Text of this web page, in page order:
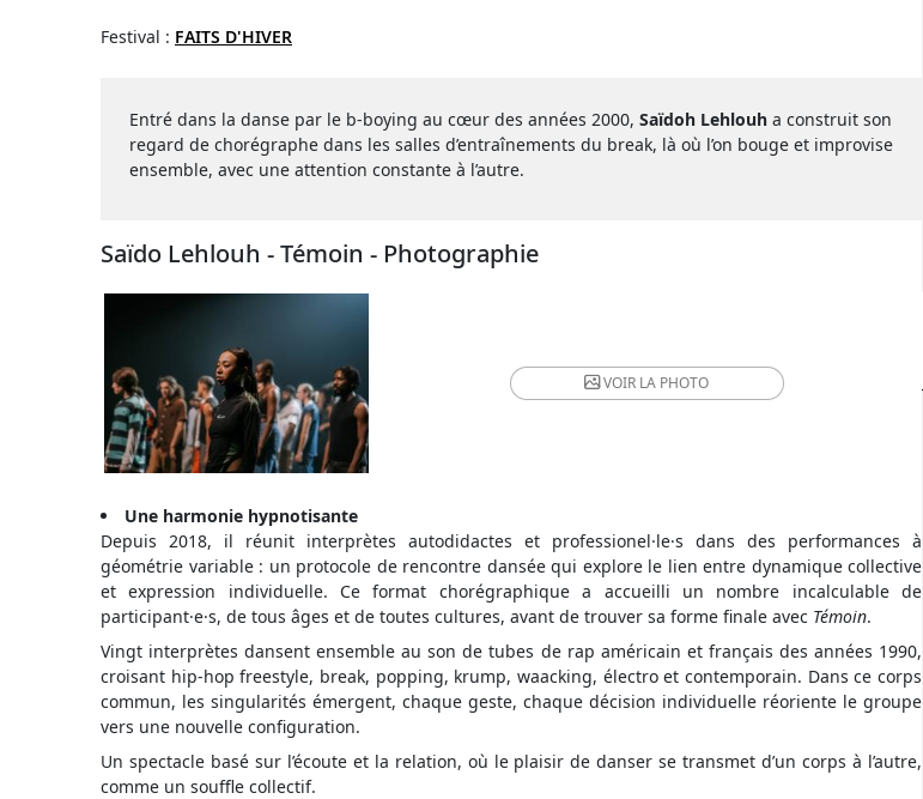
Festival : FAITS D'HIVER
Entré dans la danse par le b-boying au cœur des années 2000, Saïdoh Lehlouh a construit son
regard de chorégraphe dans les salles d’entraînements du break, là où l’on bouge et improvise
ensemble, avec une attention constante à l’autre.
Saïdo Lehlouh - Témoin - Photographie
VOIR LA PHOTO
Une harmonie hypnotisante
Depuis 2018, il réunit interprètes autodidactes et professionel·le·s dans des performances à
géométrie variable : un protocole de rencontre dansée qui explore le lien entre dynamique collective
et expression individuelle. Ce format chorégraphique a accueilli un nombre incalculable de
participant·e·s, de tous âges et de toutes cultures, avant de trouver sa forme finale avec Témoin.
Vingt interprètes dansent ensemble au son de tubes de rap américain et français des années 1990,
croisant hip-hop freestyle, break, popping, krump, waacking, électro et contemporain. Dans ce corps
commun, les singularités émergent, chaque geste, chaque décision individuelle réoriente le groupe
vers une nouvelle configuration.
Un spectacle basé sur l’écoute et la relation, où le plaisir de danser se transmet d’un corps à l’autre,
comme un souffle collectif.